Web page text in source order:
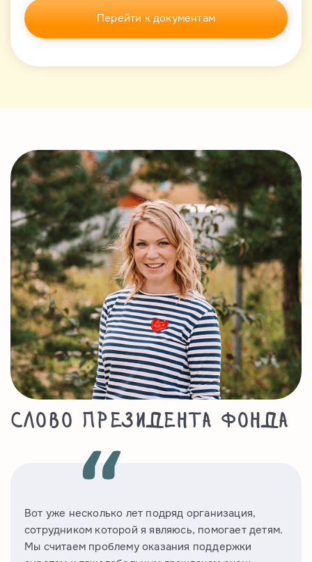
Перейти к документам
Слово Президента фонда
Вот уже несколько лет подряд организация,
сотрудником которой я являюсь, помогает детям.
Мы считаем проблему оказания поддержки